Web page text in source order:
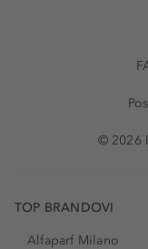
© 2026
TOP BRANDOVI
Alfaparf Milano